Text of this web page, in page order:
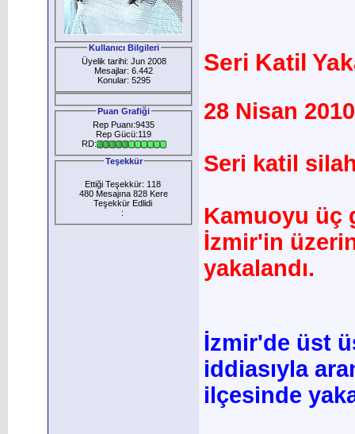
Kullanıcı Bilgileri
Üyelik tarihi: Jun 2008
Mesajlar: 6.442
Konular: 5295
Puan Grafiği
Rep Puanı:9435
Rep Gücü:119
RD:
Teşekkür
Ettiği Teşekkür: 118
480 Mesajına 828 Kere
Teşekkür Edlidi
:
Seri Katil
28 Nisan 2010
Seri katil
Kamuoyu üç
İzmir'in
yakalandı.
İzmir'de üst
iddiasıyla
ilçesinde